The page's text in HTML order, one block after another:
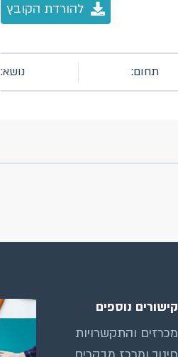
להורדת הקובץ
תחום: נושא:
קישורים נוספים
מכרזים והתקשרויות